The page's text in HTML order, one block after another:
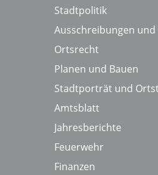
Stadtpolitik
Ausschreibungen und
Ortsrecht
Planen und Bauen
Stadtporträt und
Amtsblatt
Jahresberichte
Feuerwehr
Finanzen